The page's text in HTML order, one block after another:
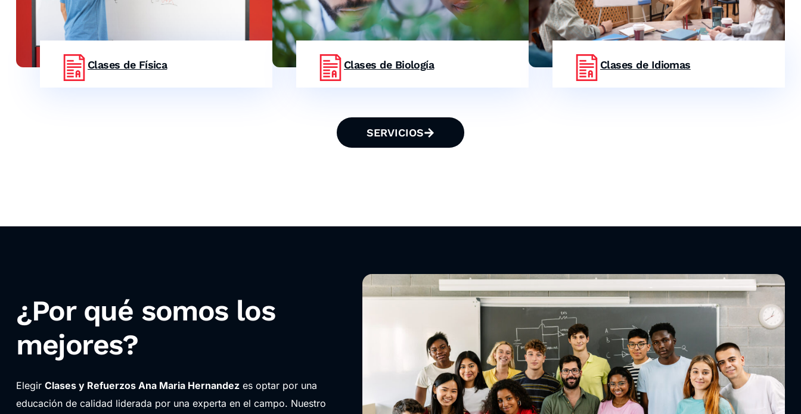
Clases de Física Clases de Biología Clases de Idiomas
SERVICIOS
¿Por qué somos los
mejores?
Elegir Clases y Refuerzos Ana Maria Hernandez es optar por una
educación de calidad liderada por una experta en el campo. Nuestro